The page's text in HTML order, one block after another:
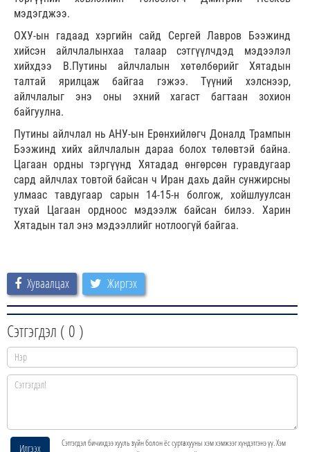
мэдэгджээ.
ОХУ-ын гадаад хэргийн сайд Сергей Лавров Бээжинд
хийсэн айлчлалынхаа талаар сэтгүүлчдэд мэдээлэл
хийхдээ В.Путины айлчлалын хөтөлбөрийг Хятадын
талтай ярилцаж байгаа гэжээ. Түүний хэлснээр,
айлчлалыг энэ оны эхний хагаст багтаан зохион
байгуулна.
Путины айлчлал нь АНУ-ын Ерөнхийлөгч Доналд Трампын
Бээжинд хийх айлчлалын дараа болох төлөвтэй байна.
Цагаан ордны тэргүүнд Хятадад өнгөрсөн гуравдугаар
сард айлчлах товтой байсан ч Иран дахь дайн сунжирсны
улмаас тавдугаар сарын 14-15-н болгож, хойшлуулсан
тухай Цагаан ордноос мэдээлж байсан билээ. Харин
Хятадын тал энэ мэдээллийг нотлоогүй байгаа.
Хуваалцах Жиргэх
Сэтгэгдэл ( 0 )
Илгээх
Сэтгэгдэл бичихдээ хууль зүйн болон ёс суртахууны хэм хэмжээг хүндэтгэнэ үү. Хэм